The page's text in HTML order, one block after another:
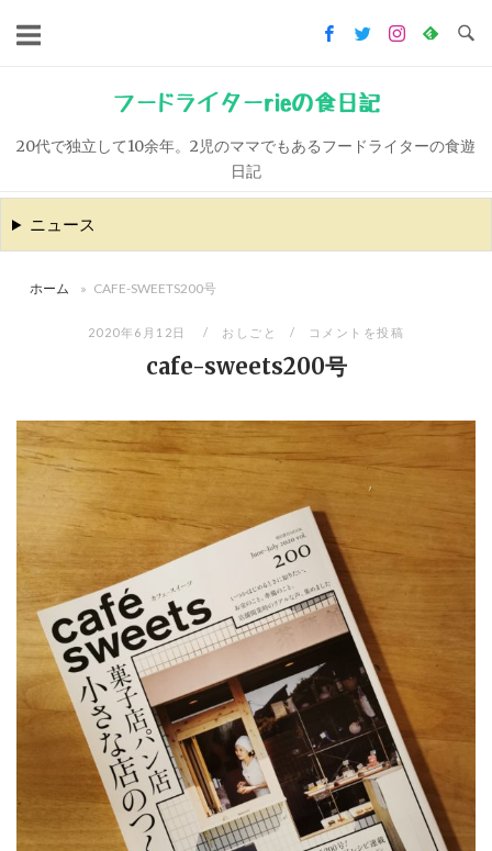
キ
ッ
フードライターrieの食日記
20代で独立して10余年。2児のママでもあるフードライターの食遊
日記
ニュース
ホーム » CAFE-SWEETS200号
2020年6月12日 おしごと コメントを投稿
cafe-sweets200号